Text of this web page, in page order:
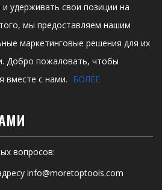
удерживать свои позиции на
мы предоставляем нашим
маркетинговые решения для их
Добро пожаловать, чтобы
вместе с нами. БОЛЕЕ
вопросов:
info@moretoptools.com